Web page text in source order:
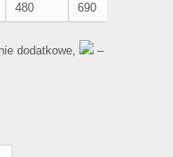
480 690
dodatkowe,
–